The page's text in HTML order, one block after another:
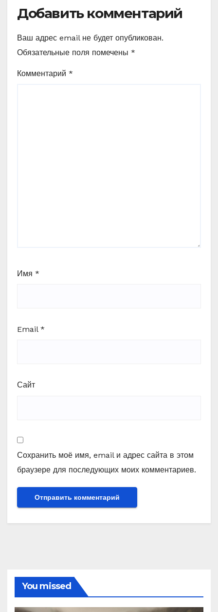
Добавить комментарий
Ваш адрес email не будет опубликован.
Обязательные поля помечены *
Комментарий *
Имя *
Email *
Сайт
Сохранить моё имя, email и адрес сайта в этом
браузере для последующих моих комментариев.
You missed